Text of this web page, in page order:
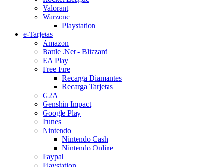
Valorant
Warzone
Playstation
e-Tarjetas
Amazon
Battle .Net - Blizzard
EA Play
Free Fire
Recarga Diamantes
Recarga Tarjetas
G2A
Genshin Impact
Google Play
Itunes
Nintendo
Nintendo Cash
Nintendo Online
Paypal
Playstation